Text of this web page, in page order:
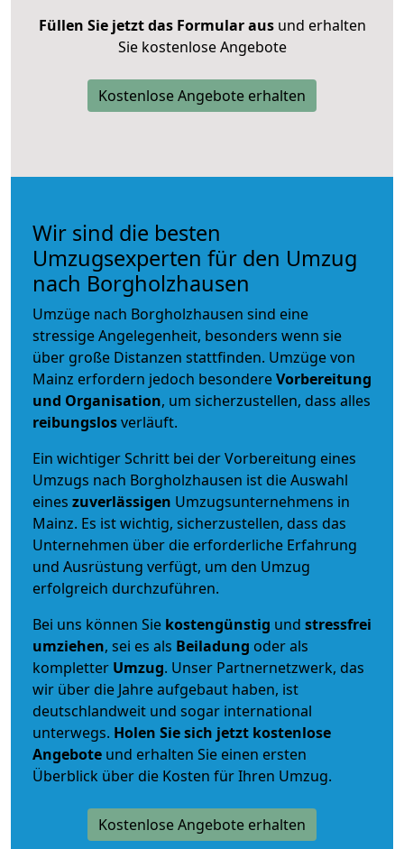
Füllen Sie jetzt das Formular ausund erhalten
Sie kostenlose Angebote
Kostenlose Angebote erhalten
Wir sind die besten
Umzugsexperten für den Umzug
nach Borgholzhausen
Umzüge nach Borgholzhausen sind eine
stressige Angelegenheit, besonders wenn sie
über große Distanzen stattfinden. Umzüge von
Mainz erfordern jedoch besondereVorbereitung
und Organisation, um sicherzustellen, dass alles
reibungslosverläuft.
Ein wichtiger Schritt bei der Vorbereitung eines
Umzugs nach Borgholzhausen ist die Auswahl
eines zuverlässigen Umzugsunternehmens in
Mainz. Es ist wichtig, sicherzustellen, dass das
Unternehmen über die erforderliche Erfahrung
und Ausrüstung verfügt, um den Umzug
erfolgreich durchzuführen.
Bei uns können Sie kostengünstig und stressfrei
umziehen, sei es als Beiladung oder als
kompletter Umzug. Unser Partnernetzwerk, das
wir über die Jahre aufgebaut haben, ist
deutschlandweit und sogar international
unterwegs. Holen Sie sich jetzt kostenlose
Angebote und erhalten Sie einen ersten
Überblick über die Kosten für Ihren Umzug.
Kostenlose Angebote erhalten